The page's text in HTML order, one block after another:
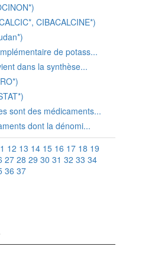
CIBACALCINE*)
de potass...
dans la synthèse...
sont des médicaments...
dont la dénomi...
12 13 14 15 16 17 18 19
27 28 29 30 31 32 33 34
36 37